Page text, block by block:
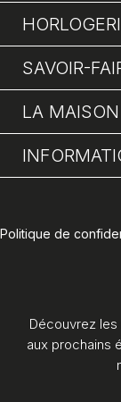
SAVOIR-
LA MAISON
Politique de
Découvrez
aux prochains